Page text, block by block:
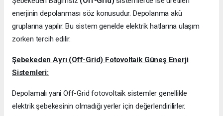
enerjinin depolanması söz konusudur. Depolanma akü
gruplarına yapılır. Bu sistem genelde elektrik hatlarına ulaşım
zorken tercih edilir.
Şebekeden Ayrı (Off-Grid) Fotovoltaik Güneş Enerji
Sistemleri:
Depolamalı yani Off-Grid fotovoltaik sistemler genellikle
elektrik şebekesinin olmadığı yerler için değerlendirilirler.